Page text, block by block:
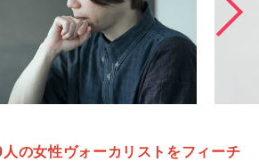
の女性ヴォーカリストをフィーチ